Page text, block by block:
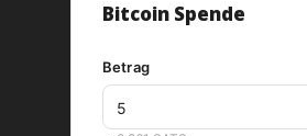
Bitcoin Spende
Betrag